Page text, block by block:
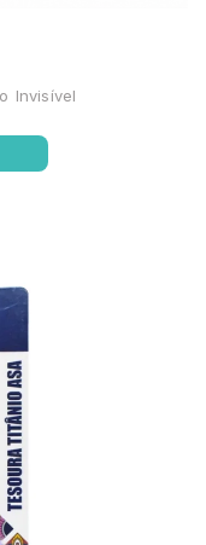
Invisível